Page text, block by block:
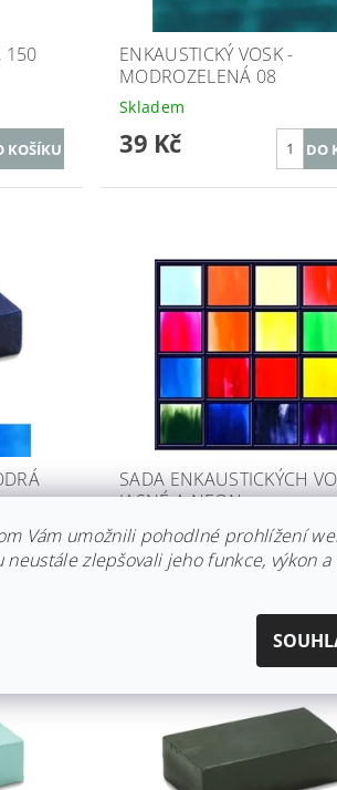
150
ENKAUSTICKÝ VOSK -
MODROZELENÁ 08
Skladem
39 Kč
SADA ENKAUSTICKÝCH
JASNÉ A NEON
Skladem
599 Kč
Vám umožnili pohodlné prohlížení
zlepšovali jeho funkce, výkon a